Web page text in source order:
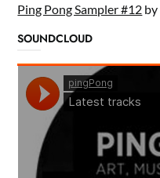
Ping Pong Sampler #12 by
SOUNDCLOUD